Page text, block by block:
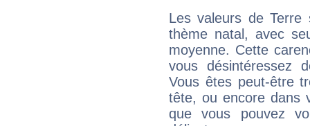
Les valeurs de Terre
thème natal, avec
moyenne. Cette
vous désintéressez
Vous êtes peut-être
tête, ou encore dans
que vous pouvez